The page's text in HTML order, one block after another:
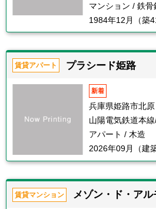
マンション / 鉄
1984年12月（築
賃貸アパート プラシード姫路
新着
兵庫県姫路市北原
山陽電気鉄道本
アパート / 木造
2026年09月（建
賃貸マンション メゾン・ド・アル